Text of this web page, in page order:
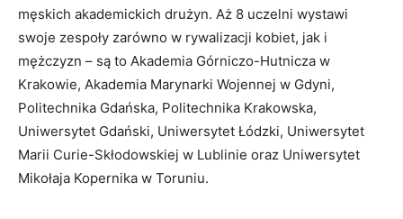
męskich akademickich drużyn. Aż 8 uczelni wystawi
swoje zespoły zarówno w rywalizacji kobiet, jak i
mężczyzn – są to Akademia Górniczo-Hutnicza w
Krakowie, Akademia Marynarki Wojennej w Gdyni,
Politechnika Gdańska, Politechnika Krakowska,
Uniwersytet Gdański, Uniwersytet Łódzki, Uniwersytet
Marii Curie-Skłodowskiej w Lublinie oraz Uniwersytet
Mikołaja Kopernika w Toruniu.